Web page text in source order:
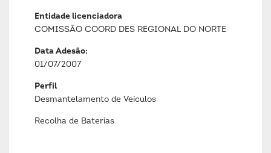
Entidade licenciadora
COMISSÃO COORD DES REGIONAL DO NORTE
Data Adesão:
01/07/2007
Perfil
Desmantelamento de Veículos
Recolha de Baterias